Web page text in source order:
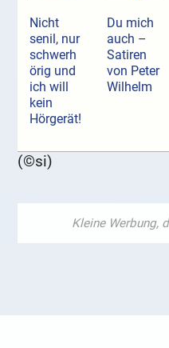
Nicht
senil, nur
schwerh
örig und
ich will
kein
Hörgerät!
Du mich
auch –
Satiren
von Peter
Wilhelm
(©si)